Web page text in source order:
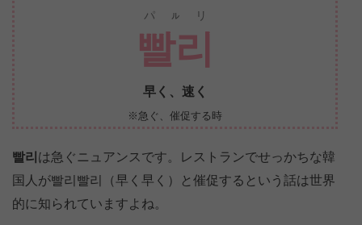
빨리
パㇽリ
早く、速く
※急ぐ、催促する時
빨리 は急ぐニュアンスです。レストランでせっかちな韓
国人が빨리빨리（早く早く）と催促するという話は世界
的に知られていますよね。